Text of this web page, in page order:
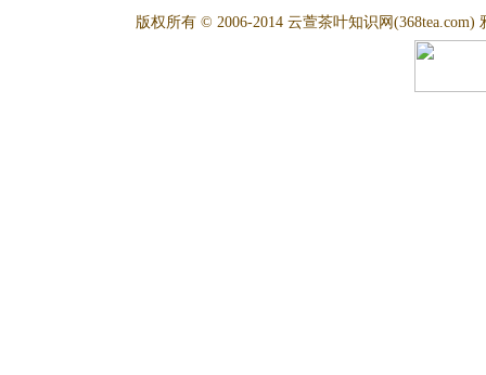
版权所有 © 2006-2014 云萱茶叶知识网